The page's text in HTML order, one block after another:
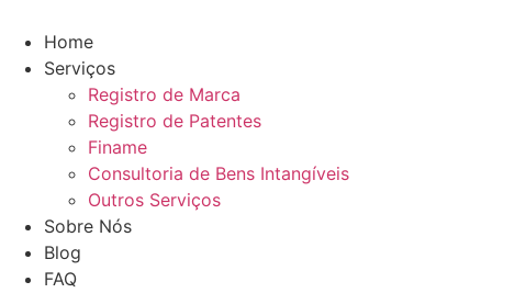
Home
Serviços
Registro de Marca
Registro de Patentes
Finame
Consultoria de Bens Intangíveis
Outros Serviços
Sobre Nós
Blog
FAQ